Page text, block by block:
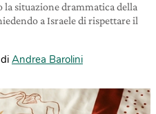
situazione drammatica della
a Israele di rispettare il
di Andrea Barolini